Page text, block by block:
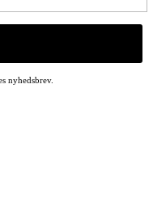
nyhedsbrev.